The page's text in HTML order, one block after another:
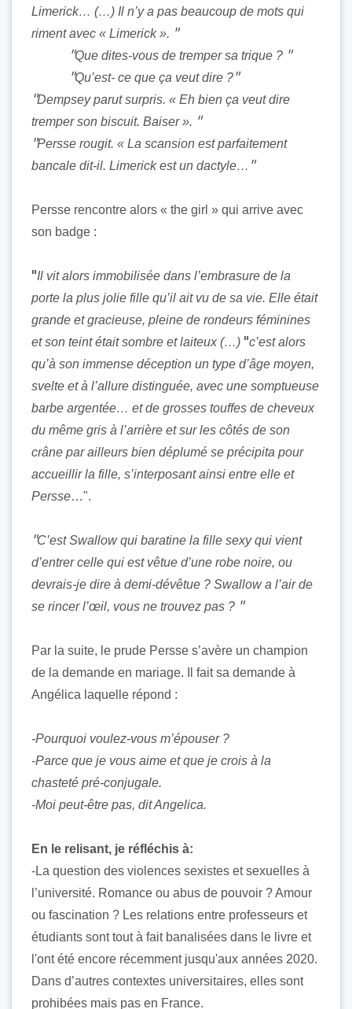
Limerick… (…) Il n’y a pas beaucoup de mots qui
riment avec « Limerick ».
Que dites-vous de tremper sa trique ?
Qu’est- ce que ça veut dire ?
Dempsey parut surpris. « Eh bien ça veut dire
tremper son biscuit. Baiser ».
Persse rougit. « La scansion est parfaitement
bancale dit-il. Limerick est un dactyle…
Persse rencontre alors « the girl » qui arrive avec
son badge :
Il vit alors immobilisée dans l’embrasure de la
porte la plus jolie fille qu’il ait vu de sa vie. Elle était
grande et gracieuse, pleine de rondeurs féminines
et son teint était sombre et laiteux (…)
c’est alors
qu’à son immense déception un type d’âge moyen,
svelte et à l’allure distinguée, avec une somptueuse
barbe argentée… et de grosses touffes de cheveux
du même gris à l’arrière et sur les côtés de son
crâne par ailleurs bien déplumé se précipita pour
accueillir la fille, s’interposant ainsi entre elle et
Persse…".
C’est Swallow qui baratine la fille sexy qui vient
d’entrer celle qui est vêtue d’une robe noire, ou
devrais-je dire à demi-dévêtue ? Swallow a l’air de
se rincer l’œil, vous ne trouvez pas ?
Par la suite, le prude Persse s’avère un champion
de la demande en mariage. Il fait sa demande à
Angélica laquelle répond :
-Pourquoi voulez-vous m’épouser ?
-Parce que je vous aime et que je crois à la
chasteté pré-conjugale.
-Moi peut-être pas, dit Angelica.
En le relisant, je réfléchis à:
-La question des violences sexistes et sexuelles à
l’université. Romance ou abus de pouvoir ? Amour
ou fascination ? Les relations entre professeurs et
étudiants sont tout à fait banalisées dans le livre et
l'ont été encore récemment jusqu'aux années 2020.
Dans d’autres contextes universitaires, elles sont
prohibées mais pas en France.